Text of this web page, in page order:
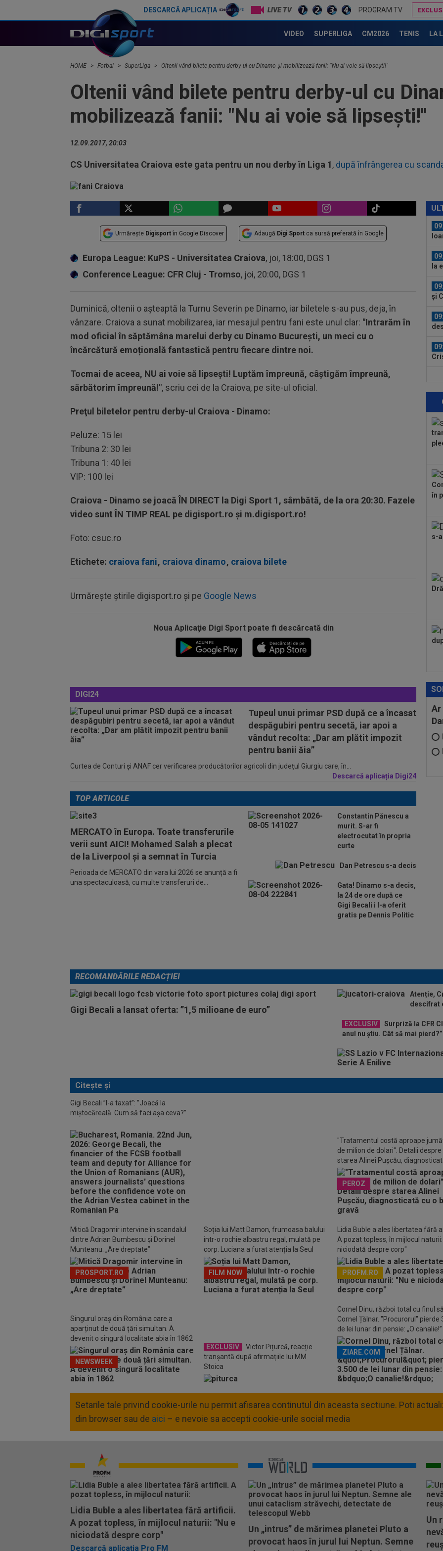
DESCARCĂ APLICAȚIA LIVE TV PROGRAM TV
VIDEO SUPERLIGA CM2026 TENIS LA
HOME Fotbal SuperLiga Oltenii vând bilete pentru derby-ul cu Dinamo și mobilizează fanii: "Nu ai voie să lipsești!"
Oltenii vând bilete pentru derby-ul cu
mobilizează fanii: "Nu ai voie să lipsești!"
12.09.2017, 20:03
CS Universitatea Craiova este gata pentru un nou derby în Liga 1, după înfrângerea cu
Urmărește Digisport în Google Discover Adaugă Digi Sport ca sursă preferată în Google
Europa League: KuPS - Universitatea Craiova, joi, 18:00, DGS 1
Conference League: CFR Cluj - Tromso, joi, 20:00, DGS 1
Duminică, oltenii o așteaptă la Turnu Severin pe Dinamo, iar biletele s-au pus, deja, în
vânzare. Craiova a sunat mobilizarea, iar mesajul pentru fani este unul clar: "Intrarăm în
mod oficial în săptămâna marelui derby cu Dinamo București, un meci cu o
încărcătură emoțională fantastică pentru fiecare dintre noi.
Tocmai de aceea, NU ai voie să lipsești! Luptăm împreună, câștigăm împreună,
sărbătorim împreună!", scriu cei de la Craiova, pe site-ul oficial.
Preţul biletelor pentru derby-ul Craiova - Dinamo:
Peluze: 15 lei
Tribuna 2: 30 lei
Tribuna 1: 40 lei
VIP: 100 lei
Craiova - Dinamo se joacă ÎN DIRECT la Digi Sport 1, sâmbătă, de la ora 20:30. Fazele
video sunt ÎN TIMP REAL pe digisport.ro și m.digisport.ro!
Foto: csuc.ro
Etichete: craiova fani, craiova dinamo, craiova bilete
Urmărește știrile digisport.ro și pe Google News
Noua Aplicaţie Digi Sport poate fi descărcată din
DIGI24
Tupeul unui primar PSD după ce a încasat
despăgubiri pentru secetă, iar apoi a
vândut recolta: „Dar am plătit impozit
pentru banii ăia”
Curtea de Conturi și ANAF cer verificarea producătorilor agricoli din județul Giurgiu care, în...
Descarcă aplicația Digi24
la
și
în...
în
s-
Ar
TOP ARTICOLE
MERCATO în Europa. Toate transferurile
verii sunt AICI! Mohamed Salah a plecat
de la Liverpool și a semnat în Turcia
Perioada de MERCATO din vara lui 2026 se anunță a fi
una spectaculoasă, cu multe transferuri de...
Constantin Pănescu a
murit. S-ar fi
electrocutat în propria
curte
Dan Petrescu s-a decis
Gata! Dinamo s-a decis,
la 24 de ore după ce
Gigi Becali i l-a oferit
gratis pe Dennis Politic
RECOMANDĂRILE REDACȚIEI
Gigi Becali a lansat oferta: ”1,5 milioane de euro”
Atenție,
descifrat
EXCLUSIV
Surpriză la CFR
anul nu știu. Cât să mai pierd?”
Citește și
Gigi Becali ”l-a taxat”: ”Joacă la
miștocăreală. Cum să faci așa ceva?”
"Tratamentul costă aproape
de milion de dolari". Detalii despre
starea Alinei Pușcău,
boală gravă
PEROZ
Mitică Dragomir intervine în scandalul
dintre Adrian Bumbescu și Dorinel
Munteanu: „Are dreptate”
PROSPORT.RO
Soția lui Matt Damon, frumoasa balului
într-o rochie albastru regal, mulată pe
corp. Luciana a furat atenția la Seul
FILM NOW
Lidia Buble a ales libertatea fără
A pozat topless, în mijlocul naturii:
niciodată despre corp"
PROFM.RO
Singurul oraș din România care a
aparținut de două țări simultan. A
devenit o singură localitate abia în 1862
NEWSWEEK
EXCLUSIV
Victor Pițurcă, reacție
tranșantă după afirmațiile lui MM
Stoica
Cornel Dinu, război total cu finul
Cornel Țălnar. "Procurorul" pierde
de lei lunar din pensie: „O canalie!”
ZIARE.COM
Setarile tale privind cookie-urile nu permit afisarea continutul din aceasta sectiune. Poti
din browser sau de aici – e nevoie sa accepti cookie-urile social media
Lidia Buble a ales libertatea fără artificii.
A pozat topless, în mijlocul naturii: "Nu e
niciodată despre corp"
Descarcă aplicația Pro FM
Un „intrus” de mărimea planetei Pluto a
provocat haos în jurul lui Neptun. Semne
Un